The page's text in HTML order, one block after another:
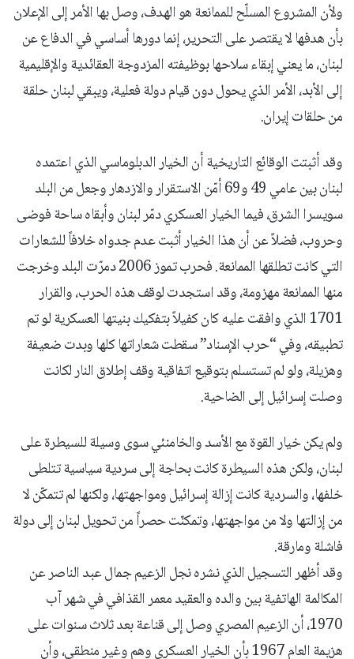
ولأن المشروع المسلّح للممانعة هو الهدف، وصل بها الأمر إلى الإعلان
بأن هدفها لا يقتصر على التحرير، إنما دورها أساسي في الدفاع عن
لبنان، ما يعني إبقاء سلاحها بوظيفته المزدوجة العقائدية والإقليمية
إلى الأبد، الأمر الذي يحول دون قيام دولة فعلية، ويبقي لبنان حلقة
من حلقات إيران.
وقد أثبتت الوقائع التاريخية أن الخيار الدبلوماسي الذي اعتمده
لبنان بين عامي 49 و69 أمّن الاستقرار والازدهار وجعل من البلد
سويسرا الشرق، فيما الخيار العسكري دمّر لبنان وأبقاه ساحة فوضى
وحروب، فضلاً عن أن هذا الخيار أثبت عدم جدواه خلافاً للشعارات
التي كانت تطلقها الممانعة. فحرب تموز 2006 دمرّت البلد وخرجت
منها الممانعة مهزومة، وقد استجدت لوقف هذه الحرب، والقرار
1701 الذي وافقت عليه كان كفيلاً بتفكيك بنيتها العسكرية لو تم
تطبيقه، وفي “حرب الإسناد” سقطت شعاراتها كلها وبدت ضعيفة
وهزيلة، ولو لم تستسلم بتوقيع اتفاقية وقف إطلاق النار لكانت
وصلت إسرائيل إلى الضاحية.
ولم يكن خيار القوة مع الأسد والخامنئي سوى وسيلة للسيطرة على
لبنان، ولكن هذه السيطرة كانت بحاجة إلى سردية سياسية تتلطى
خلفها، والسردية كانت إزالة إسرائيل ومواجهتها، ولكنها لم تتمكّن لا
من إزالتها ولا من مواجهتها، وتمكنّت حصراً من تحويل لبنان إلى دولة
فاشلة ومارقة.
وقد أظهر التسجيل الذي نشره نجل الزعيم جمال عبد الناصر عن
المكالمة الهاتفية بين والده والعقيد معمر القذافي في شهر آب
1970، أن الزعيم المصري وصل إلى قناعة بعد ثلاث سنوات على
هزيمة العام 1967 بأن الخيار العسكري وهم وغير منطقي، وأن